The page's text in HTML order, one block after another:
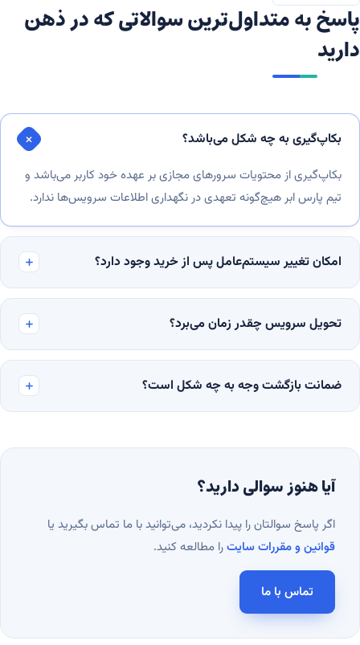
به متداول‌ترین سوالاتی که در ذهن
بکاپ‌گیری به چه شکل می‌باشد؟
بکاپ‌گیری از محتویات سرورهای مجازی بر عهده خود کاربر می‌باشد و
تیم پارس ابر هیچ‌گونه تعهدی در نگهداری اطلاعات سرویس‌ها ندارد.
امکان تغییر سیستم‌عامل پس از خرید وجود دارد؟
تحویل سرویس چقدر زمان می‌برد؟
ضمانت بازگشت وجه به چه شکل است؟
آیا هنوز سوالی دارید؟
اگر پاسخ سوالتان را پیدا نکردید، می‌توانید با ما تماس بگیرید یا
قوانین و مقررات سایت را مطالعه کنید.
تماس با ما